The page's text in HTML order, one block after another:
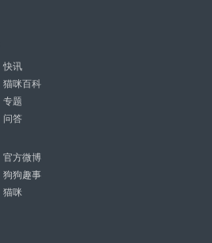
快讯
猫咪百科
专题
问答
官方微博
狗狗趣事
猫咪